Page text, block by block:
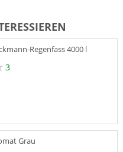
Regenfass 4000 l
3
Grau